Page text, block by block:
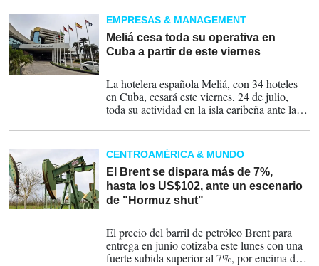
de la de Managua, la medida supondría
explícitamente ruptura de relaciones.
EMPRESAS & MANAGEMENT
Meliá cesa toda su operativa en
Cuba a partir de este viernes
La hotelera española Meliá, con 34 hoteles
en Cuba, cesará este viernes, 24 de julio,
toda su actividad en la isla caribeña ante las
económico-financieras en el país.
CENTROAMÉRICA & MUNDO
El Brent se dispara más de 7%,
hasta los US$102, ante un escenario
de "Hormuz shut"
El precio del barril de petróleo Brent para
entrega en junio cotizaba este lunes con una
fuerte subida superior al 7%, por encima de